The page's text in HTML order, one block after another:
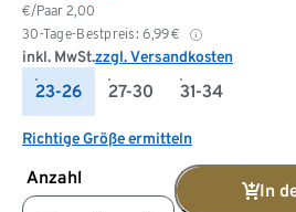
€/Paar 2,00
30-Tage-Bestpreis: 6,99€
inkl. MwSt.zzgl. Versandkosten
23-26 27-30 31-34
Richtige Größe ermitteln
Anzahl
In